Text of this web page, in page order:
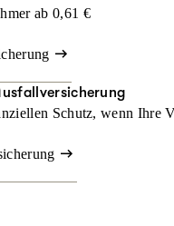
ab 0,61 €
Schutz, wenn Ihre